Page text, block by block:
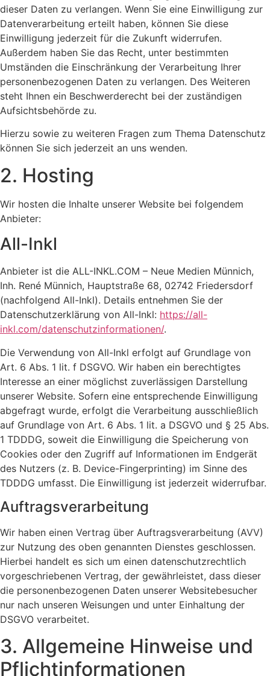
dieser Daten zu verlangen. Wenn Sie eine Einwilligung zur
Datenverarbeitung erteilt haben, können Sie diese
Einwilligung jederzeit für die Zukunft widerrufen.
Außerdem haben Sie das Recht, unter bestimmten
Umständen die Einschränkung der Verarbeitung Ihrer
personenbezogenen Daten zu verlangen. Des Weiteren
steht Ihnen ein Beschwerderecht bei der zuständigen
Aufsichtsbehörde zu.
Hierzu sowie zu weiteren Fragen zum Thema Datenschutz
können Sie sich jederzeit an uns wenden.
2. Hosting
Wir hosten die Inhalte unserer Website bei folgendem
Anbieter:
All-Inkl
Anbieter ist die ALL-INKL.COM – Neue Medien Münnich,
Inh. René Münnich, Hauptstraße 68, 02742 Friedersdorf
(nachfolgend All-Inkl). Details entnehmen Sie der
Datenschutzerklärung von All-Inkl: https://all-
inkl.com/datenschutzinformationen/.
Die Verwendung von All-Inkl erfolgt auf Grundlage von
Art. 6 Abs. 1 lit. f DSGVO. Wir haben ein berechtigtes
Interesse an einer möglichst zuverlässigen Darstellung
unserer Website. Sofern eine entsprechende Einwilligung
abgefragt wurde, erfolgt die Verarbeitung ausschließlich
auf Grundlage von Art. 6 Abs. 1 lit. a DSGVO und § 25 Abs.
1 TDDDG, soweit die Einwilligung die Speicherung von
Cookies oder den Zugriff auf Informationen im Endgerät
des Nutzers (z. B. Device-Fingerprinting) im Sinne des
TDDDG umfasst. Die Einwilligung ist jederzeit widerrufbar.
Auftragsverarbeitung
Wir haben einen Vertrag über Auftragsverarbeitung (AVV)
zur Nutzung des oben genannten Dienstes geschlossen.
Hierbei handelt es sich um einen datenschutzrechtlich
vorgeschriebenen Vertrag, der gewährleistet, dass dieser
die personenbezogenen Daten unserer Websitebesucher
nur nach unseren Weisungen und unter Einhaltung der
DSGVO verarbeitet.
3. Allgemeine Hinweise und
Pflicht­informationen